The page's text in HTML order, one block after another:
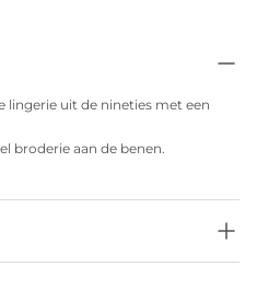
lingerie uit de nineties met een
broderie aan de benen.